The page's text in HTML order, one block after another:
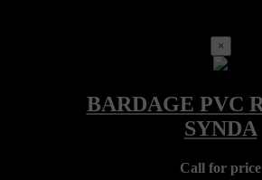
×
Call for price